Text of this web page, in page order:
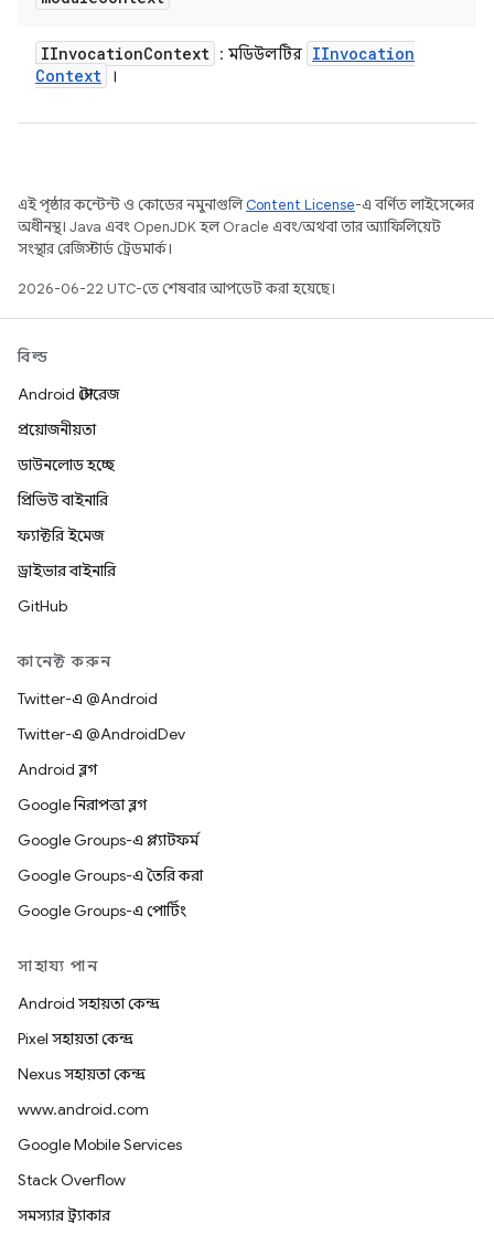
IInvocationContext : মডিউলটির IInvocation
Context
।
এই পৃষ্ঠার কন্টেন্ট ও কোডের নমুনাগুলিContent License-এ বর্ণিত লাইসেন্সের
অধীনস্থ। Java এবং OpenJDK হল Oracle এবং/অথবা তার অ্যাফিলিয়েট
সংস্থার রেজিস্টার্ড ট্রেডমার্ক।
2026-06-22 UTC-তে শেষবার আপডেট করা হয়েছে।
বিল্ড
Android স্টোরেজ
প্রয়োজনীয়তা
ডাউনলোড হচ্ছে
প্রিভিউ বাইনারি
ফ্যাক্টরি ইমেজ
ড্রাইভার বাইনারি
GitHub
কানেক্ট করুন
Twitter-এ @Android
Twitter-এ @AndroidDev
Android ব্লগ
Google নিরাপত্তা ব্লগ
Google Groups-এ প্ল্যাটফর্ম
Google Groups-এ তৈরি করা
Google Groups-এ পোর্টিং
সাহায্য পান
Android সহায়তা কেন্দ্র
Pixel সহায়তা কেন্দ্র
Nexus সহায়তা কেন্দ্র
www.android.com
Google Mobile Services
Stack Overflow
সমস্যার ট্র্যাকার